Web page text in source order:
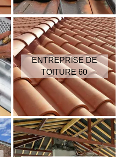
ENTREPRISE DE
TOITURE 60